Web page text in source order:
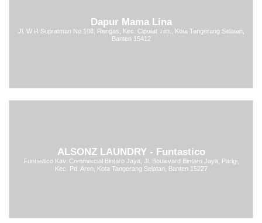
Dapur Mama Lina
Jl. W R Supratman No.108, Rengas, Kec. Ciputat Tim., Kota Tangerang Selatan,
Banten 15412
ALSONZ LAUNDRY - Funtastico
Funtastico Kav. Commercial Bintaro Jaya, Jl. Boulevard Bintaro Jaya, Parigi,
Kec. Pd. Aren, Kota Tangerang Selatan, Banten 15227